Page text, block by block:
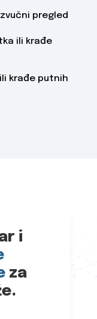
pregled
ili krađe
krađe putnih
i
za